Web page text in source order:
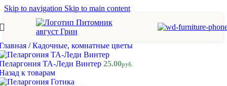
Skip to navigation Skip to main content
/ Кадочные, комнатные цветы
ТА-Леди Винтер 25.00руб.
к товарам